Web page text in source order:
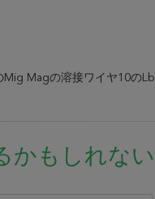
Mig Magの溶接ワイヤ10のLb
かもしれない